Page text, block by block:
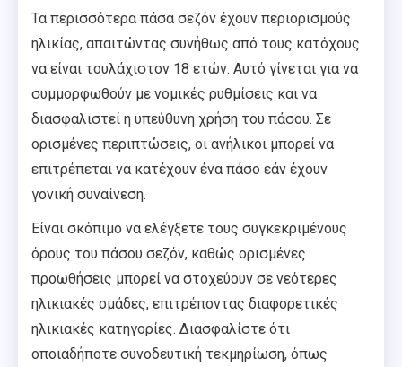
Τα περισσότερα πάσα σεζόν έχουν περιορισμούς
ηλικίας, απαιτώντας συνήθως από τους κατόχους
να είναι τουλάχιστον 18 ετών. Αυτό γίνεται για να
συμμορφωθούν με νομικές ρυθμίσεις και να
διασφαλιστεί η υπεύθυνη χρήση του πάσου. Σε
ορισμένες περιπτώσεις, οι ανήλικοι μπορεί να
επιτρέπεται να κατέχουν ένα πάσο εάν έχουν
γονική συναίνεση.
Είναι σκόπιμο να ελέγξετε τους συγκεκριμένους
όρους του πάσου σεζόν, καθώς ορισμένες
προωθήσεις μπορεί να στοχεύουν σε νεότερες
ηλικιακές ομάδες, επιτρέποντας διαφορετικές
ηλικιακές κατηγορίες. Διασφαλίστε ότι
οποιαδήποτε συνοδευτική τεκμηρίωση, όπως